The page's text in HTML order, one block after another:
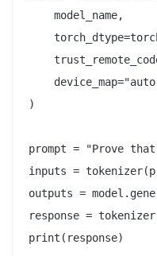
    model_name,
)
prompt = "Prove
inputs =
outputs =
response =